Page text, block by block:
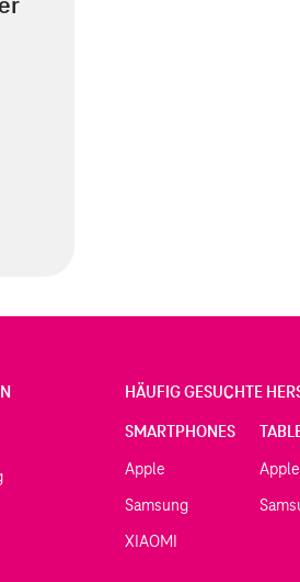
HÄUFIG GESUCHTE
SMARTPHONES
Apple
Samsung
XIAOMI
Apple